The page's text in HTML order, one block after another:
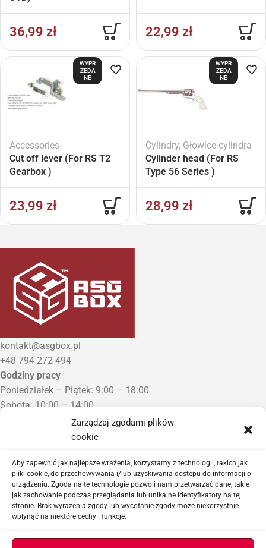
Zarządzaj zgodami plików
cookie
Aby zapewnić jak najlepsze wrażenia, korzystamy z technologii, takich jak
pliki cookie, do przechowywania i/lub uzyskiwania dostępu do informacji o
urządzeniu. Zgoda na te technologie pozwoli nam przetwarzać dane, takie
jak zachowanie podczas przeglądania lub unikalne identyfikatory na tej
stronie. Brak wyrażenia zgody lub wycofanie zgody może niekorzystnie
wpłynąć na niektóre cechy i funkcje.
36,99 zł 22,99 zł
WYPR
ZEDA
NE
Accessories
Cut off lever (For RS T2
Gearbox )
23,99 zł
WYPR
ZEDA
NE
Cylindry, Głowice cylindra
Cylinder head (For RS
Type 56 Series )
28,99 zł
kontakt@asgbox.pl
+48 794 272 494
Godziny pracy
Poniedziałek – Piątek: 9:00 – 18:00
Sobota: 10:00 – 14:00
Niedziela: Zamknięte
Punkt Odbioru zamówień
Proszę o wcześniejszy kontakt telefoniczny
Sklep airsoftowy i serwis replik ASG